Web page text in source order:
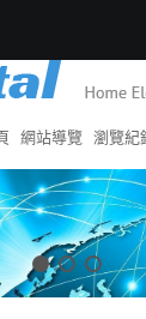
網站導覽 瀏覽紀